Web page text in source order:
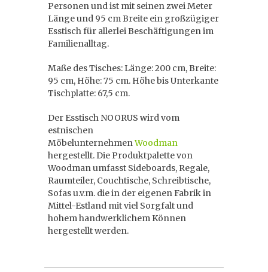
Personen und ist mit seinen zwei Meter
Länge und 95 cm Breite ein großzügiger
Esstisch für allerlei Beschäftigungen im
Familienalltag.
Maße des Tisches: Länge: 200 cm, Breite:
95 cm, Höhe: 75 cm. Höhe bis Unterkante
Tischplatte: 67,5 cm.
Der Esstisch NOORUS wird vom
estnischen
MöbelunternehmenWoodman
hergestellt. Die Produktpalette von
Woodman umfasst Sideboards, Regale,
Raumteiler, Couchtische, Schreibtische,
Sofas u.v.m. die in der eigenen Fabrik in
Mittel-Estland mit viel Sorgfalt und
hohem handwerklichem Können
hergestellt werden.